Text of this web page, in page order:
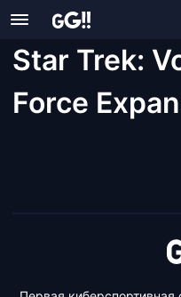
Star Trek:
Force